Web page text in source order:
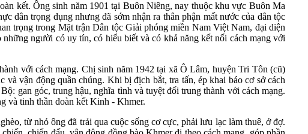
kết. Ông sinh năm 1901 tại Buôn Niêng, nay thuộc khu vực Buôn Ma
dân trọng dụng nhưng đã sớm nhận ra thân phận mất nước của dân tộc
trọng trong Mặt trận Dân tộc Giải phóng miền Nam Việt Nam, đại diện
người có uy tín, có hiểu biết và có khả năng kết nối cách mạng với
với cách mạng. Chị sinh năm 1942 tại xã Ô Lâm, huyện Tri Tôn (cũ)
vận động quần chúng. Khi bị địch bắt, tra tấn, ép khai báo cơ sở cách
gan góc, trung hậu, nghĩa tình và tuyệt đối trung thành với cách mạng.
và tinh thần đoàn kết Kinh - Khmer.
từ nhỏ ông đã trải qua cuộc sống cơ cực, phải lưu lạc làm thuê, ở đợ.